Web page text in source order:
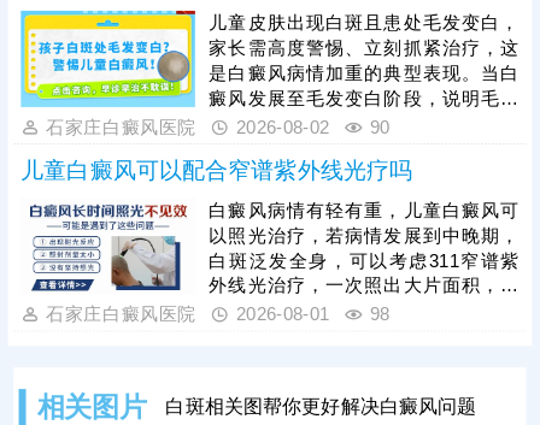
当中：黑色素细胞种植，与植皮手术
相比，自体活性色素细胞移植成活
快，着色均匀，不留疤痕，复色成功
率高。做手术认准正规医院，经验丰
富的医生操作，告知术前术后护理事
项，一次治疗成功率更高。
儿童皮肤出现白斑且患处毛发变白，
家长需高度警惕、立刻抓紧治疗，这
是白癜风病情加重的典型表现。当白
癜风发展至毛发变白阶段，说明毛囊
黑色素细胞已受损，治疗难度会明显
用偏方、激素类药膏盲目医治，儿童
白癜风需遵循科学诊疗原则，临床多
采用综合性治疗方案，像中医定向、
药物渗透联合308激光是常用且安全
高效的方法，适配儿童体质，能够内
外兼顾修复黑色素细胞，复色效果明
显。白癜风治疗是循序渐进的过程，
石家庄白癜风医院 2026-08-02 90
儿童白癜风可以配合窄谱紫外线光疗吗
白癜风病情有轻有重，儿童白癜风可
以照光治疗，若病情发展到中晚期，
白斑泛发全身，可以考虑311窄谱紫
外线光治疗，一次照出大片面积，节
省单次照光时间和费用;若白斑面积较
率，维持疗效连贯;可搭配对症药物进
石家庄白癜风医院 2026-08-01 98
相关图片 白斑相关图帮你更好解决白癜风问题